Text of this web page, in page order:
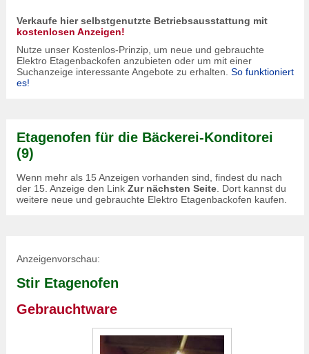
Verkaufe hier selbstgenutzte Betriebsausstattung mit
kostenlosen Anzeigen!
Nutze unser Kostenlos-Prinzip, um neue und gebrauchte
Elektro Etagenbackofen anzubieten oder um mit einer
Suchanzeige interessante Angebote zu erhalten. So funktioniert
es!
Etagenofen für die Bäckerei-Konditorei
(9)
Wenn mehr als 15 Anzeigen vorhanden sind, findest du nach
der 15. Anzeige den Link Zur nächsten Seite . Dort kannst du
weitere neue und gebrauchte Elektro Etagenbackofen kaufen.
Anzeigenvorschau:
Stir Etagenofen
Gebrauchtware